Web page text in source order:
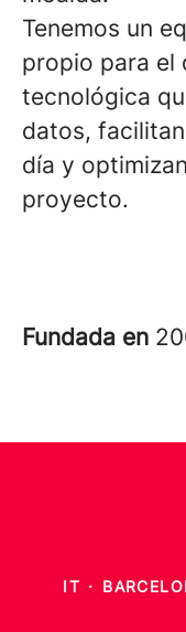
Tenemos un
propio para el
tecnológica
datos,
día y
proyecto.
Fundada en
IT ·